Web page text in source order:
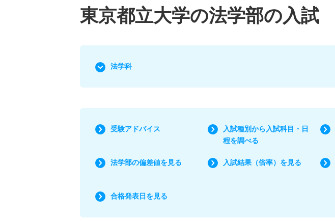
東京都立大学の法学部の入試
法学科
受験アドバイス
入試種別から入試科目・日
程を調べる
法学部の偏差値を見る 入試結果（倍率）を見る
合格発表日を見る